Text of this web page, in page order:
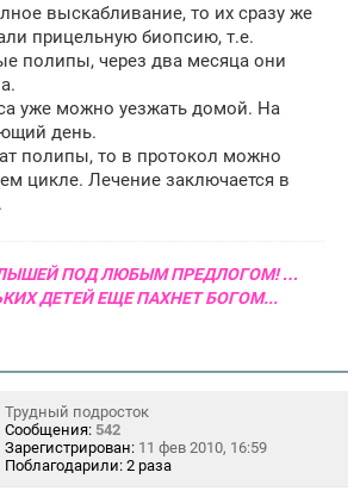
выскабливание, то их сразу же
прицельную биопсию, т.е.
полипы, через два месяца они
уже можно уезжать домой. На
день.
полипы, то в протокол можно
цикле. Лечение заключается в
ПОД ЛЮБЫМ ПРЕДЛОГОМ! …
ДЕТЕЙ ЕЩЕ ПАХНЕТ БОГОМ...
Трудный подросток
Сообщения: 542
Зарегистрирован: 11 фев 2010, 16:59
Поблагодарили: 2 раза